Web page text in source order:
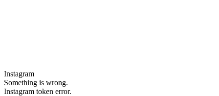
Instagram
Something is wrong.
Instagram token error.